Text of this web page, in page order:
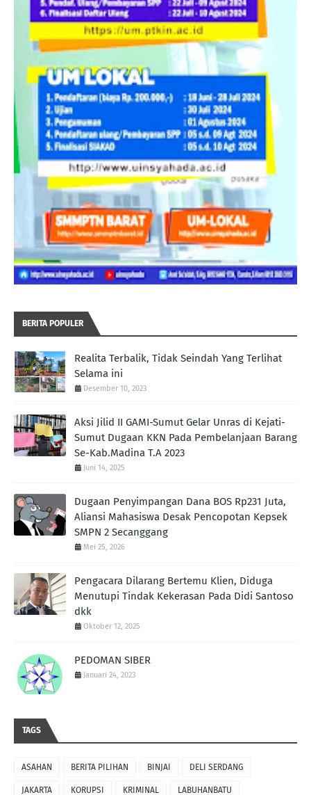
BERITA POPULER
Realita Terbalik, Tidak Seindah Yang Terlihat
Selama ini
Desember 10, 2023
Aksi Jilid II GAMI-Sumut Gelar Unras di Kejati-
Sumut Dugaan KKN Pada Pembelanjaan Barang
Se-Kab.Madina T.A 2023
Juni 14, 2025
Dugaan Penyimpangan Dana BOS Rp231 Juta,
Aliansi Mahasiswa Desak Pencopotan Kepsek
SMPN 2 Secanggang
Mei 25, 2026
Pengacara Dilarang Bertemu Klien, Diduga
Menutupi Tindak Kekerasan Pada Didi Santoso
dkk
Oktober 12, 2025
PEDOMAN SIBER
Januari 24, 2023
TAGS
ASAHAN BERITA PILIHAN BINJAI DELI SERDANG
JAKARTA KORUPSI KRIMINAL LABUHANBATU